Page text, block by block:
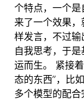
个特点，一个
来了一个效果，
样发言，不过
自我思考，于
运而生。 紧接
态的东西”，比
多个模型的配合